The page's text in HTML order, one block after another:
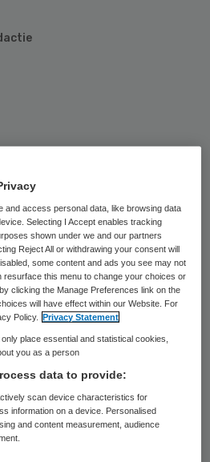
het eens geworden over
het VN-verdrag
personen met een
stemden in met
Van Rijn
Welzijn en Sport
aan de Tweede Kamer
manier kan de Kamer
bij de behandeling van
die nodig zijn om het
zo maakt de
and access personal data, like browsing data
Selecting I Accept enables tracking
shown under we and our partners
Reject All or withdrawing your consent will
some content and ads you see may not
resurface this menu to change your choices or
clicking the Manage Preferences link on the
will have effect within our Website. For
Policy.
Privacy Statement
place essential and statistical cookies,
you as a person
data to provide:
scan device characteristics for
information on a device. Personalised
and content measurement, audience